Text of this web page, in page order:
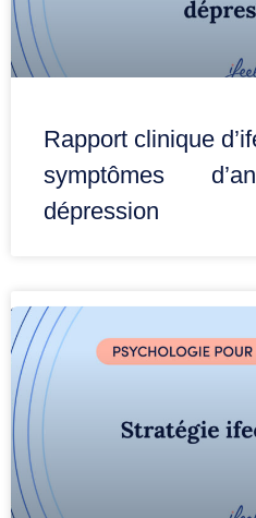
Rapport clinique
symptômes
dépression